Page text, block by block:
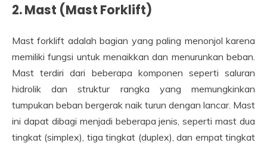
2.Mast (Mast Forklift)
Mast forklift adalah bagian yang paling menonjol karena
memiliki fungsi untuk menaikkan dan menurunkan beban.
Mast terdiri dari beberapa komponen seperti saluran
hidrolik dan struktur rangka yang memungkinkan
tumpukan beban bergerak naik turun dengan lancar. Mast
ini dapat dibagi menjadi beberapa jenis, seperti mast dua
tingkat (simplex), tiga tingkat (duplex), dan empat tingkat